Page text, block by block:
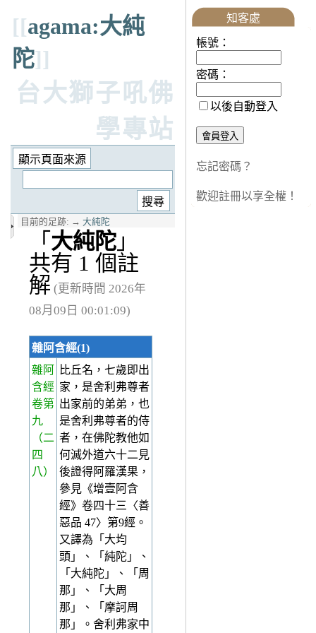
[[agama:大純
陀]]
台大獅子吼佛
學專站
目前的足跡: → 大純陀
「 大純陀 」
共有 1 個註
解 (更新時間 2026年
08月09日 00:01:09)
雜阿含經(1)
雜阿
含經
卷第
九
（二
四
八）
比丘名，七歲即出
家，是舍利弗尊者
出家前的弟弟，也
是舍利弗尊者的侍
者，在佛陀教他如
何滅外道六十二見
後證得阿羅漢果，
參見《增壹阿含
經》卷四十三〈善
惡品 47〉第9經。
又譯為「大均
頭」、「純陀」、
「大純陀」、「周
那」、「大周
那」、「摩訶周
那」。舍利弗家中
知客處
帳號：
密碼：
以後自動登入
忘記密碼？
歡迎註冊以享全權！